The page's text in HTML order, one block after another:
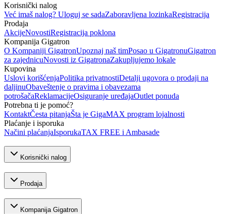
Korisnički nalog
Već imaš nalog? Uloguj se sadaZaboravljena lozinkaRegistracija
Prodaja
AkcijeNovostiRegistracija poklona
Kompanija Gigatron
O Kompaniji GigatronUpoznaj naš timPosao u GigatronuGigatron
za zajednicuNovosti iz GigatronaZakupljujemo lokale
Kupovina
Uslovi korišćenjaPolitika privatnostiDetalji ugovora o prodaji na
daljinuObaveštenje o pravima i obavezama
potrošačaReklamacijeOsiguranje uređajaOutlet ponuda
Potrebna ti je pomoć?
KontaktČesta pitanjaŠta je GigaMAX program lojalnosti
Plaćanje i isporuka
Načini plaćanjaIsporukaTAX FREE i Ambasade
Korisnički nalog
Prodaja
Kompanija Gigatron